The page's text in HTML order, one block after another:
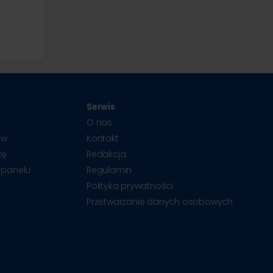
Serwis
O nas
Kontakt
Redakcja
Regulamin
Polityka prywatności
Przetwarzanie danych osobowych